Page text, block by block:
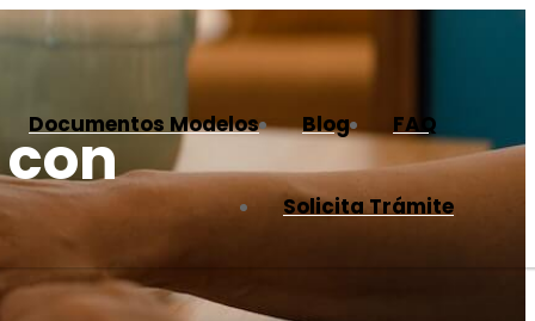
Documentos Modelos Blog FAQ
Solicita Trámite